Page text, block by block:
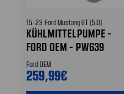
15-23 Ford Mustang GT (5.0)
KÜHLMITTELPUMPE -
FORD OEM - PW639
Ford OEM
259,99€